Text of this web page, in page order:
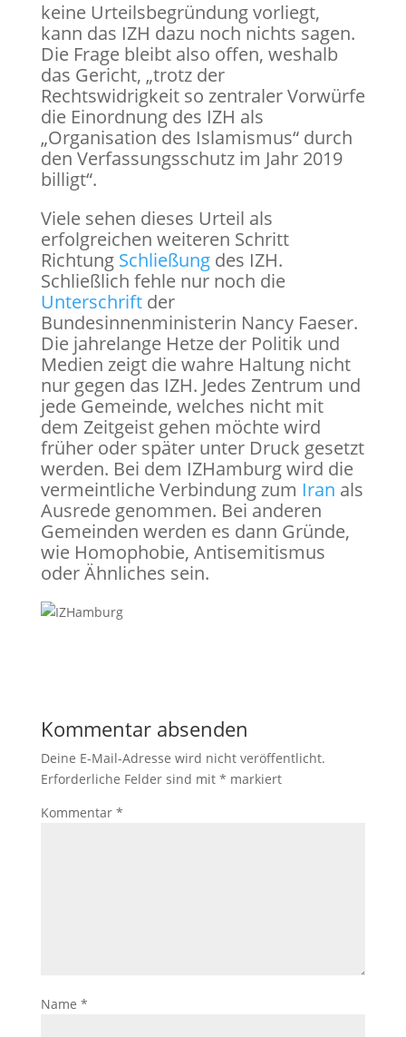
keine Urteilsbegründung vorliegt,
kann das IZH dazu noch nichts sagen.
Die Frage bleibt also offen, weshalb
das Gericht, „trotz der
Rechtswidrigkeit so zentraler Vorwürfe
die Einordnung des IZH als
„Organisation des Islamismus“ durch
den Verfassungsschutz im Jahr 2019
billigt“.
Viele sehen dieses Urteil als
erfolgreichen weiteren Schritt
RichtungSchließung des IZH.
Schließlich fehle nur noch die
Unterschriftder
Bundesinnenministerin Nancy Faeser.
Die jahrelange Hetze der Politik und
Medien zeigt die wahre Haltung nicht
nur gegen das IZH. Jedes Zentrum und
jede Gemeinde, welches nicht mit
dem Zeitgeist gehen möchte wird
früher oder später unter Druck gesetzt
werden. Bei dem IZHamburg wird die
vermeintliche Verbindung zum Iran als
Ausrede genommen. Bei anderen
Gemeinden werden es dann Gründe,
wie Homophobie, Antisemitismus
oder Ähnliches sein.
Kommentar absenden
Deine E-Mail-Adresse wird nicht veröffentlicht.
Erforderliche Felder sind mit * markiert
Kommentar *
Name *